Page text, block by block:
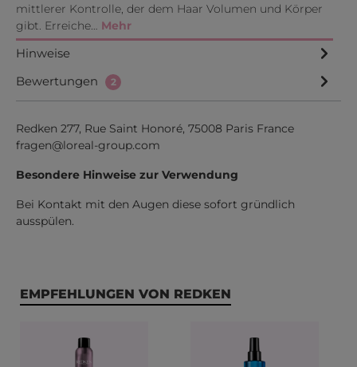
mittlerer Kontrolle, der dem Haar Volumen und Körper
gibt. Erreiche… Mehr
Hinweise
Bewertungen
2
Redken 277, Rue Saint Honoré, 75008 Paris France
fragen@loreal-group.com
Besondere Hinweise zur Verwendung
Bei Kontakt mit den Augen diese sofort gründlich
ausspülen.
Produktgalerie überspringen
EMPFEHLUNGEN VON REDKEN